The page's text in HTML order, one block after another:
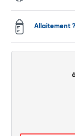
Allaitement ?